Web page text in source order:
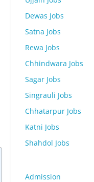
Dewas Jobs
Satna Jobs
Rewa Jobs
Chhindwara Jobs
Sagar Jobs
Singrauli Jobs
Chhatarpur Jobs
Katni Jobs
Shahdol Jobs
Admission